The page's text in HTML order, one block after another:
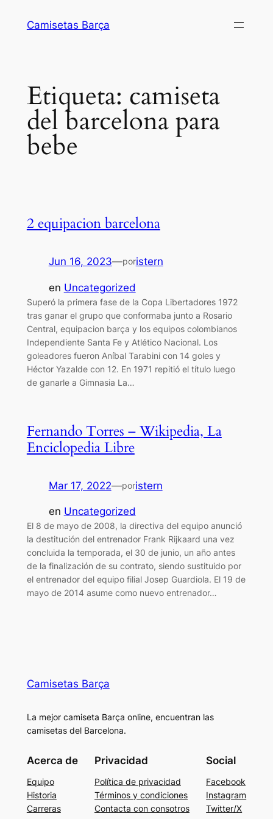
Camisetas Barça
Etiqueta: camiseta
del barcelona para
bebe
2 equipacion barcelona
Jun 16, 2023—poristern
en Uncategorized
Superó la primera fase de la Copa Libertadores 1972
tras ganar el grupo que conformaba junto a Rosario
Central, equipacion barça y los equipos colombianos
Independiente Santa Fe y Atlético Nacional. Los
goleadores fueron Aníbal Tarabini con 14 goles y
Héctor Yazalde con 12. En 1971 repitió el título luego
de ganarle a Gimnasia La…
Fernando Torres – Wikipedia, La
Enciclopedia Libre
Mar 17, 2022—poristern
en Uncategorized
El 8 de mayo de 2008, la directiva del equipo anunció
la destitución del entrenador Frank Rijkaard una vez
concluida la temporada, el 30 de junio, un año antes
de la finalización de su contrato, siendo sustituido por
el entrenador del equipo filial Josep Guardiola. El 19 de
mayo de 2014 asume como nuevo entrenador…
Camisetas Barça
La mejor camiseta Barça online, encuentran las
camisetas del Barcelona.
Acerca de
Equipo
Historia
Carreras
Privacidad
Política de privacidad
Términos y condiciones
Contacta con consotros
Social
Facebook
Instagram
Twitter/X